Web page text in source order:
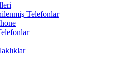
Telefonlar